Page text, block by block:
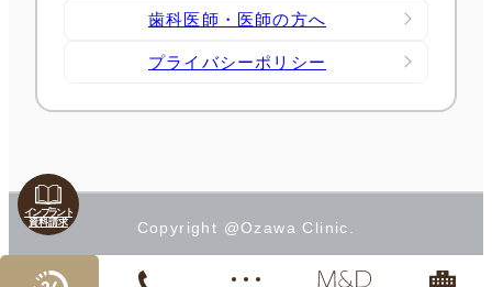
歯科医師・医師の方へ
プライバシーポリシー
Copyright @Ozawa Clinic.
インプラント
資料請求